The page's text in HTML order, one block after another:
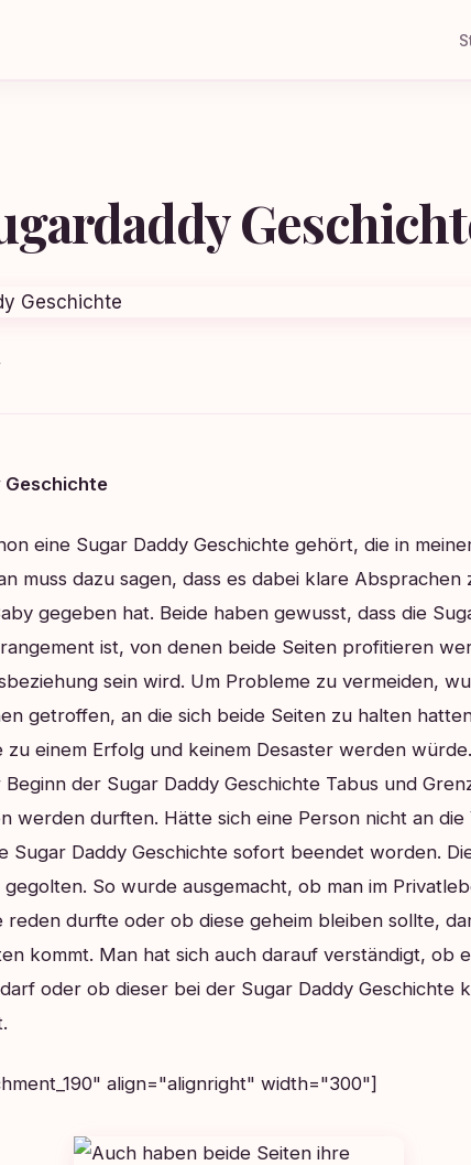
Geschichte
eine Sugar Daddy Geschichte gehört, die in
muss dazu sagen, dass es dabei klare Absprachen
gegeben hat. Beide haben gewusst, dass die
ist, von denen beide Seiten profitieren
sein wird. Um Probleme zu vermeiden,
getroffen, an die sich beide Seiten zu halten
zu einem Erfolg und keinem Desaster werden
der Sugar Daddy Geschichte Tabus und
werden durften. Hätte sich eine Person nicht an die
Sugar Daddy Geschichte sofort beendet worden.
So wurde ausgemacht, ob man im
reden durfte oder ob diese geheim bleiben sollte,
kommt. Man hat sich auch darauf verständigt, ob
oder ob dieser bei der Sugar Daddy Geschichte
align="alignright" width="300"]